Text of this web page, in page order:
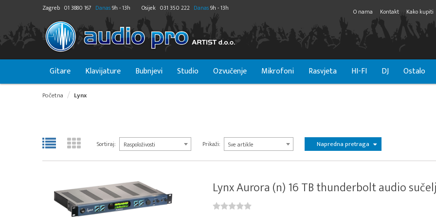
Zagreb 01 3880 167 Danas9h - 13h Osijek 031 350 222 Danas9h - 13h O nama Kontakt Kako kupiti
Gitare Klavijature Bubnjevi Studio Ozvučenje Mikrofoni Rasvjeta HI-FI DJ Ostalo
Početna Lynx
Sortiraj: Raspoloživosti Prikaži: Sve artikle Napredna pretraga
Lynx Aurora (n) 16 TB thunderbolt audio